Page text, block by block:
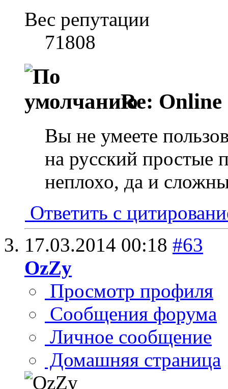
Вес репутации
71808
Re: Online
Вы не умеете
на русский простые
неплохо, да и
Ответить с
17.03.2014 00:18 #63
OzZy
Просмотр профиля
Сообщения форума
Личное сообщение
Домашняя страница